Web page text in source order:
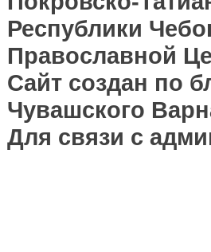
Республики
Православной
Сайт создан по
Чувашского
Для связи с